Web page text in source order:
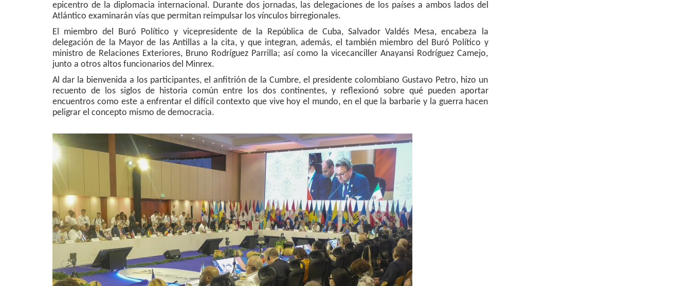
epicentro de la diplomacia internacional. Durante dos jornadas, las delegaciones de los países a ambos lados del
Atlántico examinarán vías que permitan reimpulsar los vínculos birregionales.
El miembro del Buró Político y vicepresidente de la República de Cuba, Salvador Valdés Mesa, encabeza la
delegación de la Mayor de las Antillas a la cita, y que integran, además, el también miembro del Buró Político y
ministro de Relaciones Exteriores, Bruno Rodríguez Parrilla; así como la vicecanciller Anayansi Rodríguez Camejo,
junto a otros altos funcionarios del Minrex.
Al dar la bienvenida a los participantes, el anfitrión de la Cumbre, el presidente colombiano Gustavo Petro, hizo un
recuento de los siglos de historia común entre los dos continentes, y reflexionó sobre qué pueden aportar
encuentros como este a enfrentar el difícil contexto que vive hoy el mundo, en el que la barbarie y la guerra hacen
peligrar el concepto mismo de democracia.